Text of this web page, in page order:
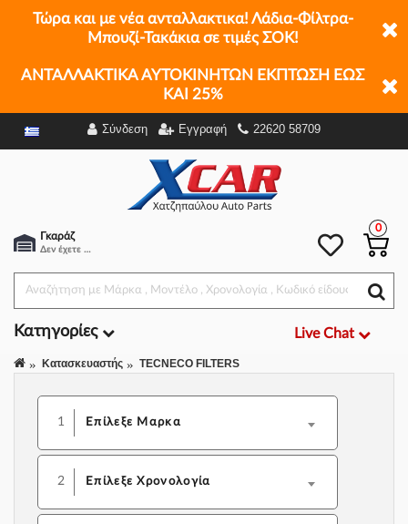
Τώρα και με νέα ανταλλακτικα! Λάδια-Φίλτρα-
Μπουζί-Τακάκια σε τιμές ΣΟΚ!
ΑΝΤΑΛΛΑΚΤΙΚΑ ΑΥΤΟΚΙΝΗΤΩΝ ΕΚΠΤΩΣΗ ΕΩΣ
ΚΑΙ 25%
Σύνδεση Εγγραφή 22620 58709
Γκαράζ
Δεν έχετε επιλέξει αμάξι.
0
Κατηγορίες Live Chat
Κατασκευαστής TECNECO FILTERS
1 Επίλεξε Μαρκα
2 Επίλεξε Χρονολογία